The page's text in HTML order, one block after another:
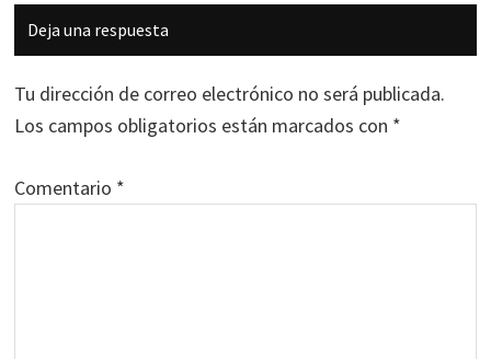
Interacciones
con
los
lectores
Deja una respuesta
Tu dirección de correo electrónico no será publicada.
Los campos obligatorios están marcados con *
Comentario *